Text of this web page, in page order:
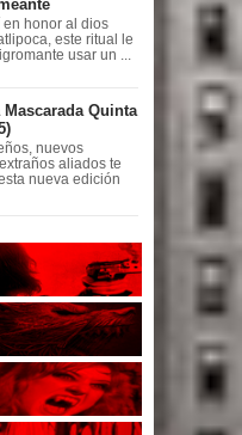
en honor al dios
este ritual le
usar un ...
Quinta
nuevos
aliados te
nueva edición